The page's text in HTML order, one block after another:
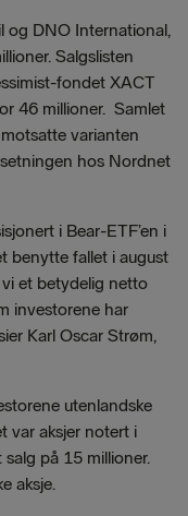
og DNO International,
Salgslisten
fondet XACT
46 millioner. Samlet
varianten
hos Nordnet
i Bear-ETF’en i
benytte fallet i august
vi et betydelig netto
investorene har
Karl Oscar Strøm,
utenlandske
var aksjer notert i
på 15 millioner.
aksje.